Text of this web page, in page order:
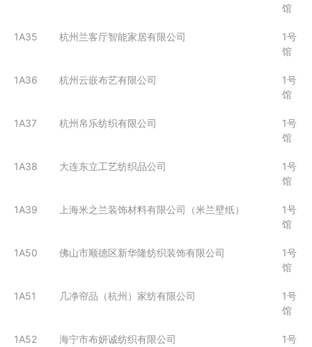
馆
1A35 杭州兰客厅智能家居有限公司
1号
馆
1A36 杭州云嵌布艺有限公司
1号
馆
1A37 杭州帛乐纺织有限公司
1号
馆
1A38 大连东立工艺纺织品公司
1号
馆
1A39 上海米之兰装饰材料有限公司（米兰壁纸）
1号
馆
1A50 佛山市顺德区新华隆纺织装饰有限公司
1号
馆
1A51 几净帘品（杭州）家纺有限公司
1号
馆
1A52 海宁市布妍诚纺织有限公司
1号